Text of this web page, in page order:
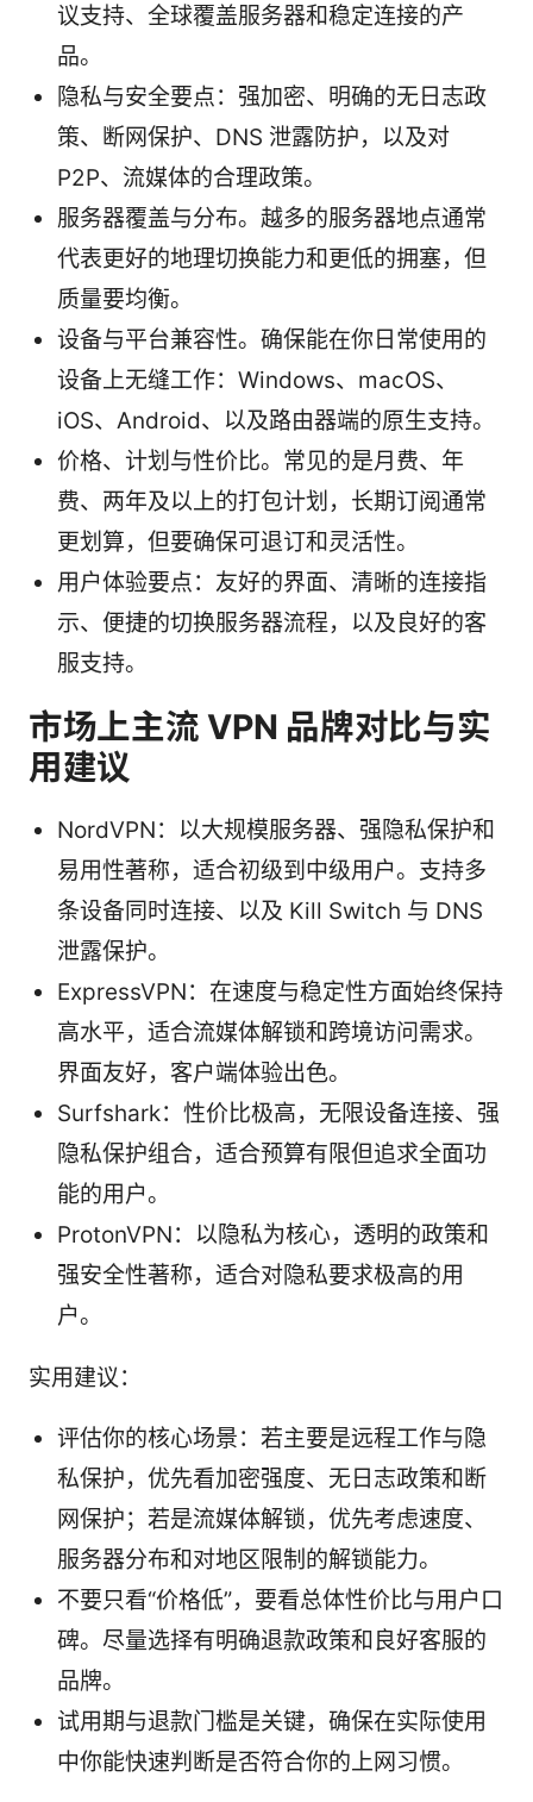
议支持、全球覆盖服务器和稳定连接的产
品。
隐私与安全要点：强加密、明确的无日志政
策、断网保护、DNS 泄露防护，以及对
P2P、流媒体的合理政策。
服务器覆盖与分布。越多的服务器地点通常
代表更好的地理切换能力和更低的拥塞，但
质量要均衡。
设备与平台兼容性。确保能在你日常使用的
设备上无缝工作：Windows、macOS、
iOS、Android、以及路由器端的原生支持。
价格、计划与性价比。常见的是月费、年
费、两年及以上的打包计划，长期订阅通常
更划算，但要确保可退订和灵活性。
用户体验要点：友好的界面、清晰的连接指
示、便捷的切换服务器流程，以及良好的客
服支持。
市场上主流 VPN 品牌对比与实
用建议
NordVPN：以大规模服务器、强隐私保护和
易用性著称，适合初级到中级用户。支持多
条设备同时连接、以及 Kill Switch 与 DNS
泄露保护。
ExpressVPN：在速度与稳定性方面始终保持
高水平，适合流媒体解锁和跨境访问需求。
界面友好，客户端体验出色。
Surfshark：性价比极高，无限设备连接、强
隐私保护组合，适合预算有限但追求全面功
能的用户。
ProtonVPN：以隐私为核心，透明的政策和
强安全性著称，适合对隐私要求极高的用
户。
实用建议：
评估你的核心场景：若主要是远程工作与隐
私保护，优先看加密强度、无日志政策和断
网保护；若是流媒体解锁，优先考虑速度、
服务器分布和对地区限制的解锁能力。
不要只看“价格低”，要看总体性价比与用户口
碑。尽量选择有明确退款政策和良好客服的
品牌。
试用期与退款门槛是关键，确保在实际使用
中你能快速判断是否符合你的上网习惯。